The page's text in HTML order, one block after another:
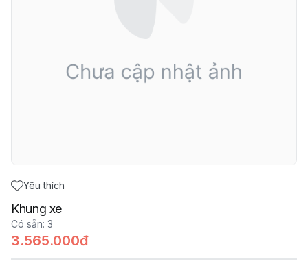
Yêu thích
Khung xe
Có sẵn: 3
3.565.000đ